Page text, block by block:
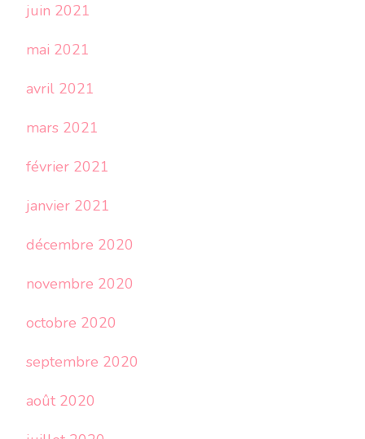
juin 2021
mai 2021
avril 2021
mars 2021
février 2021
janvier 2021
décembre 2020
novembre 2020
octobre 2020
septembre 2020
août 2020